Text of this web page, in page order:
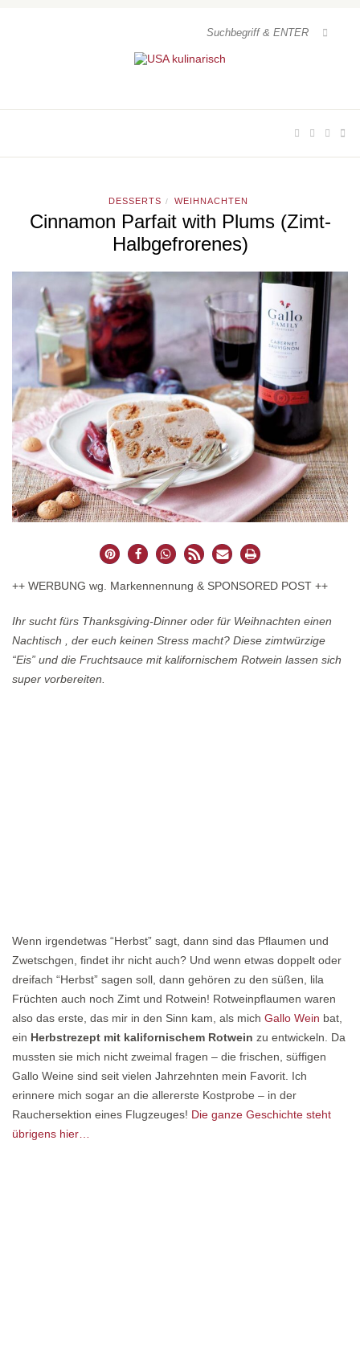
DESSERTS / WEIHNACHTEN
Cinnamon Parfait with Plums (Zimt-
Halbgefrorenes)
++ WERBUNG wg. Markennennung & SPONSORED POST ++
Ihr sucht fürs Thanksgiving-Dinner oder für Weihnachten einen
Nachtisch , der euch keinen Stress macht? Diese zimtwürzige
“Eis” und die Fruchtsauce mit kalifornischem Rotwein lassen sich
super vorbereiten.
Wenn irgendetwas “Herbst” sagt, dann sind das Pflaumen und
Zwetschgen, findet ihr nicht auch? Und wenn etwas doppelt oder
dreifach “Herbst” sagen soll, dann gehören zu den süßen, lila
Früchten auch noch Zimt und Rotwein! Rotweinpflaumen waren
also das erste, das mir in den Sinn kam, als mich Gallo Wein bat,
ein Herbstrezept mit kalifornischem Rotwein zu entwickeln. Da
mussten sie mich nicht zweimal fragen – die frischen, süffigen
Gallo Weine sind seit vielen Jahrzehnten mein Favorit. Ich
erinnere mich sogar an die allererste Kostprobe – in der
Rauchersektion eines Flugzeuges! Die ganze Geschichte steht
übrigens hier…